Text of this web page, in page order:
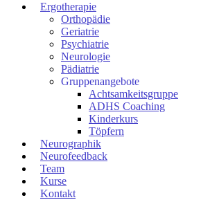
Ergotherapie
Orthopädie
Geriatrie
Psychiatrie
Neurologie
Pädiatrie
Gruppenangebote
Achtsamkeitsgruppe
ADHS Coaching
Kinderkurs
Töpfern
Neurographik
Neurofeedback
Team
Kurse
Kontakt